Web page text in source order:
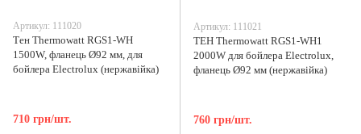
Артикул: 111020
Тен Thermowatt RGS1-WH
1500W, фланець Ø92 мм, для
бойлера Electrolux (нержавійка)
710 грн/шт.
Артикул: 111021
ТЕН Thermowatt RGS1-WH1
2000W для бойлера Electrolux,
фланець Ø92 мм (нержавійка)
760 грн/шт.